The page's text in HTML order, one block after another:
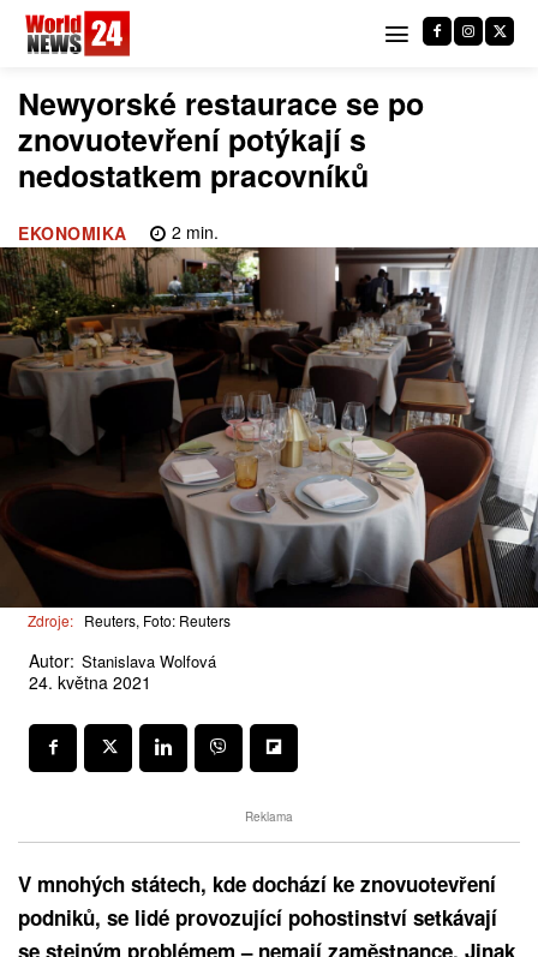
Newyorské restaurace se po
znovuotevření potýkají s
nedostatkem pracovníků
EKONOMIKA 2 min.
Zdroje: Reuters, Foto: Reuters
Autor: Stanislava Wolfová
24. května 2021
Reklama
V mnohých státech, kde dochází ke znovuotevření
podniků, se lidé provozující pohostinství setkávají
se stejným problémem – nemají zaměstnance. Jinak